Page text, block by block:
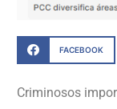
FACEBOOK
Criminosos